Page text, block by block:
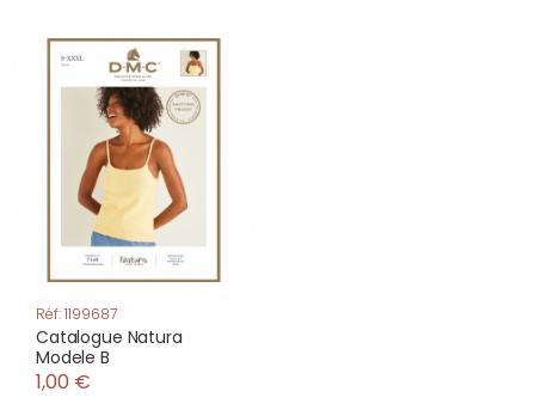
Réf: 1199687
Catalogue Natura
Modele B
1,00 €